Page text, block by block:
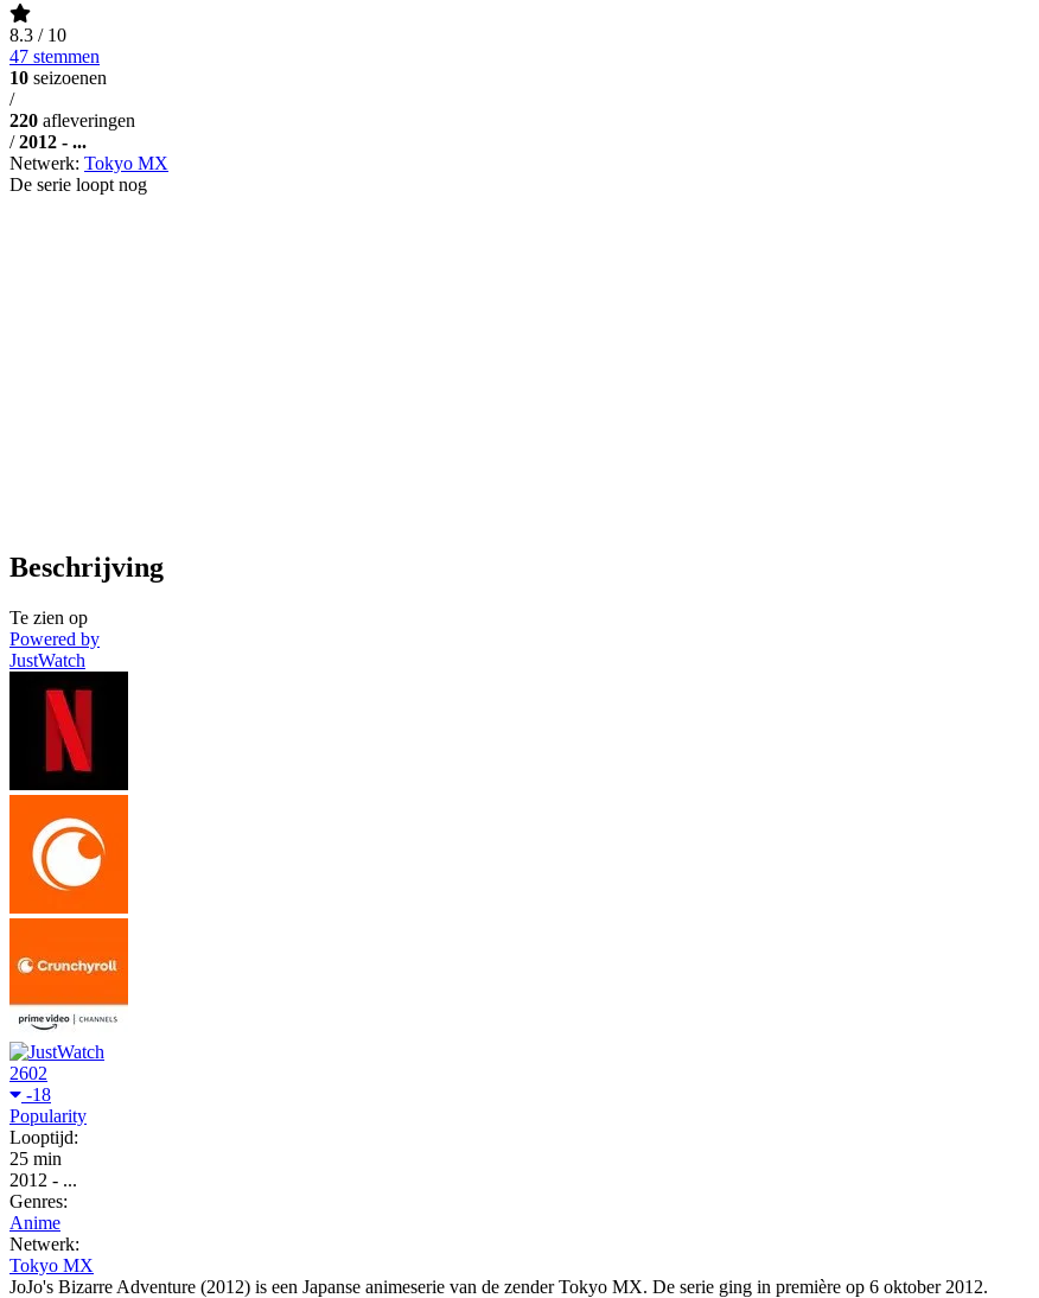
8.3 / 10
47 stemmen
10 seizoenen
/
220 afleveringen
/ 2012 - ...
Netwerk: Tokyo MX
De serie loopt nog
Beschrijving
Te zien op
Powered by
JustWatch
2602
-18
Popularity
Looptijd:
25 min
2012 - ...
Genres:
Anime
Netwerk:
Tokyo MX
JoJo's Bizarre Adventure (2012) is een Japanse animeserie van de zender Tokyo MX. De serie ging in première op 6 oktober 2012.